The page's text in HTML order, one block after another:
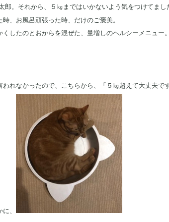
。それから、５㎏まではいかないよう気をつけてまし
、お風呂頑張った時、だけのご褒美。
したのとおからを混ぜた、量増しのヘルシーメニュー。
れなかったので、こちらから、「５㎏超えて大丈夫で
、